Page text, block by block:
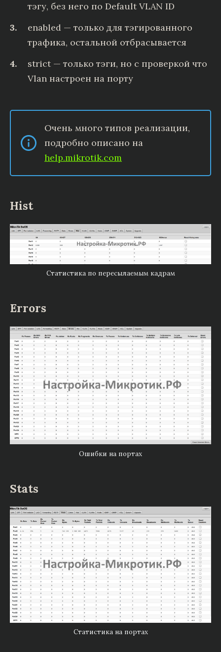
тэгу, без него по Default VLAN ID
enabled — только для тэгированного
трафика, остальной отбрасывается
strict — только тэги, но с проверкой что
Vlan настроен на порту
Очень много типов реализации,
подробно описано на
help.mikrotik.com
Hist
Статистика по пересылаемым кадрам
Errors
Ошибки на портах
Stats
Статистика на портах